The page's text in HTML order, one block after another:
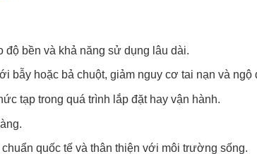
bền và khả năng sử dụng lâu dài.
bẫy hoặc bả chuột, giảm nguy cơ tai nạn và ngộ
tạp trong quá trình lắp đặt hay vận hành.
quốc tế và thân thiện với môi trường sống.